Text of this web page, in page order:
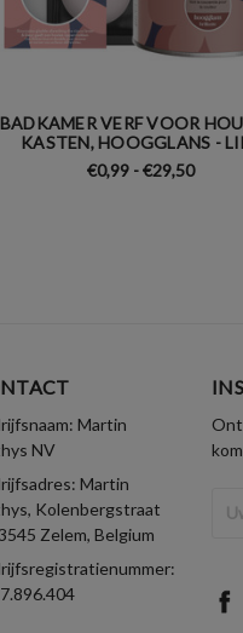
BADKAMER VERF VOOR
KASTEN, HOOGGLANS -
€0,99 - €29,50
Martin
NV
Martin
Kolenbergstraat
Zelem, Belgium